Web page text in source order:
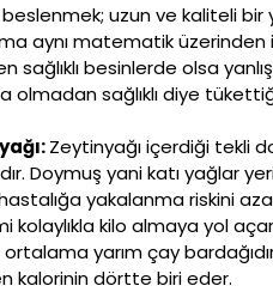
beslenmek; uzun ve kaliteli
aynı matematik üzerinden
sağlıklı besinlerde olsa
olmadan sağlıklı diye
Zeytinyağı içerdiği tekli
Doymuş yani katı yağlar
yakalanma riskini
kolaylıkla kilo almaya yol
ortalama yarım çay
kalorinin dörtte biri eder.